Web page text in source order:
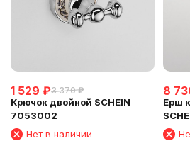
1 529 ₽3 370 ₽
Крючок двойной SCHEIN
7053002
Нет в наличии
8
Ерш